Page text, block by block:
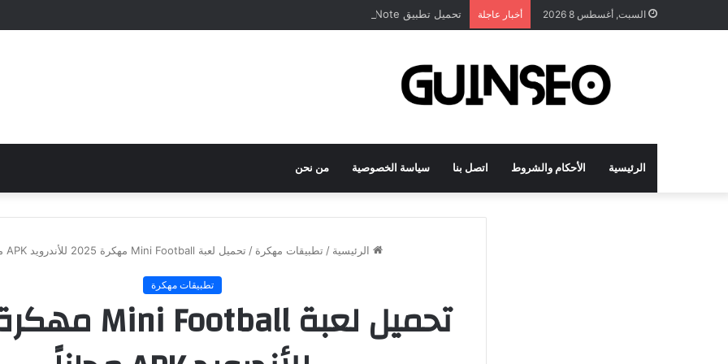
السبت, أغسطس 8 2026 أخبار عاجلة تحميل تطبيق DrawNote مهكر 2026 النسخة المدفوعة للأندرويد مجاناً
الرئيسية الأحكام والشروط اتصل بنا سياسة الخصوصية من نحن
الرئيسية / تطبيقات مهكرة / تحميل لعبة Mini Football مهكرة 2025 للأندرويد APK مجاناً
تطبيقات مهكرة